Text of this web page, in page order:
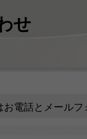
せ
電話とメールフ